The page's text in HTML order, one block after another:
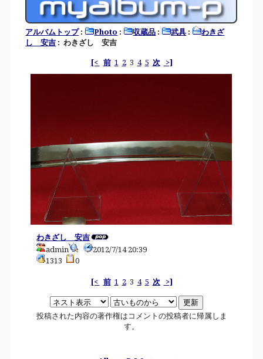
アルバムトップ: Photo : 収蔵品 : 武具 :
わきざ
し 安吉 : わきざし 安吉
[< 前 1 23 4 5 次 >]
わきざし 安吉
admin
2012/7/14 20:39
1313
0
[< 前 1 23 4 5 次 >]
投稿された内容の著作権はコメントの投稿者に帰属しま
す。